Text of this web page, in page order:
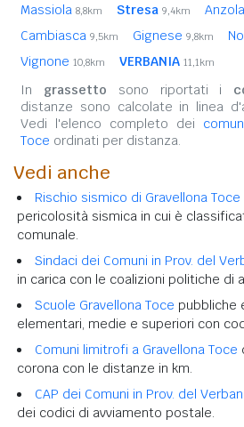
Massiola 8,8km Stresa 9,4km
Cambiasca 9,5km Gignese 9,8km
Vignone 10,8km VERBANIA 11,1km
In grassetto sono riportati i
distanze sono calcolate in linea
Vedi l'elenco completo dei
Toce ordinati per distanza.
Vedi anche
Rischio sismico di Gravellona Toce
pericolosità sismica in cui è
comunale.
Sindaci dei Comuni in Prov. del
in carica con le coalizioni politiche di
Scuole Gravellona Toce pubbliche
elementari, medie e superiori con
Comuni limitrofi a Gravellona Toce
corona con le distanze in km.
CAP dei Comuni in Prov. del
dei codici di avviamento postale.